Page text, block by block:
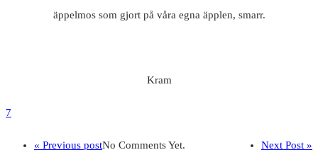
äppelmos som gjort på våra egna äpplen, smarr.
Kram
7
« Previous post Next Post »
No Comments Yet.